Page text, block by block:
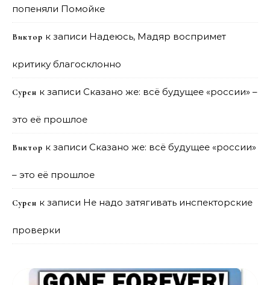
попеняли Помойке
Виктор к записи Надеюсь, Мадяр воспримет
критику благосклонно
Сурен к записи Сказано же: всё будущее «россии» –
это её прошлое
Виктор к записи Сказано же: всё будущее «россии»
– это её прошлое
Сурен к записи Не надо затягивать инспекторские
проверки